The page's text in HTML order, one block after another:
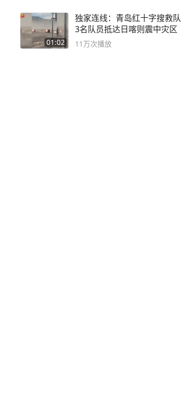
01:02
独家连线：青岛红十字搜救队
3名队员抵达日喀则震中灾区
11万次播放